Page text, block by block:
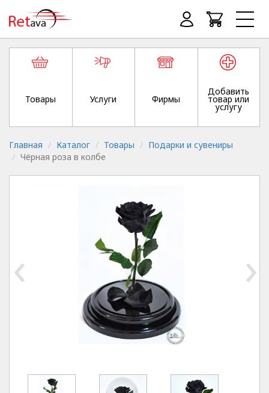
Товары Услуги Фирмы
Добавить
товар или
услугу
Главная Каталог Товары
Подарки и сувениры
Чёрная роза в колбе
‹ ›